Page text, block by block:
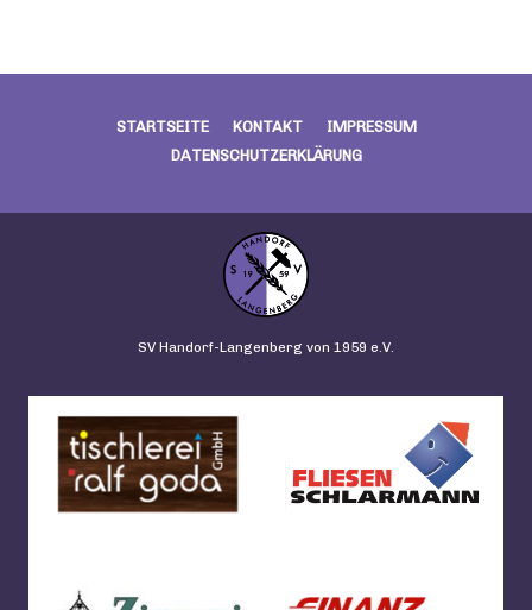
STARTSEITE KONTAKT
IMPRESSUM
DATENSCHUTZERKLÄRUNG
SV Handorf-Langenberg von 1959 e.V.